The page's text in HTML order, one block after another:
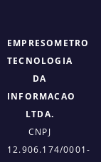
EMPRESOMETRO
TECNOLOGIA
DA
INFORMACAO
LTDA.
CNPJ
12.906.174/0001-